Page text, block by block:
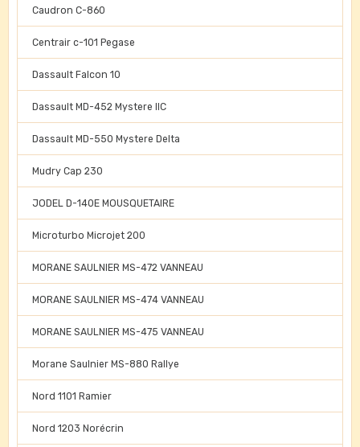
Caudron C-860
Centrair c-101 Pegase
Dassault Falcon 10
Dassault MD-452 Mystere IIC
Dassault MD-550 Mystere Delta
Mudry Cap 230
JODEL D-140E MOUSQUETAIRE
Microturbo Microjet 200
MORANE SAULNIER MS-472 VANNEAU
MORANE SAULNIER MS-474 VANNEAU
MORANE SAULNIER MS-475 VANNEAU
Morane Saulnier MS-880 Rallye
Nord 1101 Ramier
Nord 1203 Norécrin